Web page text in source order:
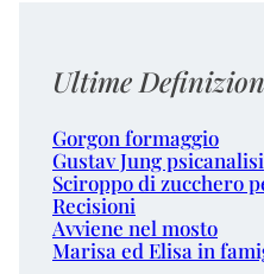
Ultime
Gorgon formaggio
Gustav Jung psicanalisi
Sciroppo di zucchero
Recisioni
Avviene nel mosto
Marisa ed Elisa in